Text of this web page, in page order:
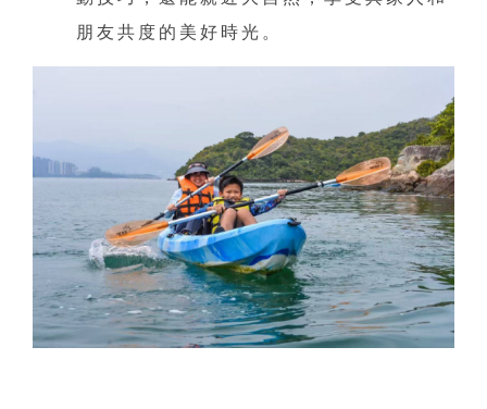
朋友共度的美好時光。